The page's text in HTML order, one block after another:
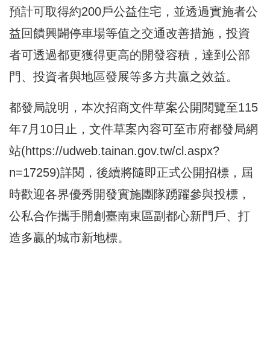
預計可取得約200戶公益住宅，並透過實施者公
益回饋興闢停車場等值之交通改善措施，投資
者可透過都更獲得更高的開發容積，達到公部
門、投資者與地區發展等多方共贏之效益。
都發局說明，本次招商文件草案公開閱覽至115
年7月10日止，文件草案內容可至市府都發局網
站(https://udweb.tainan.gov.tw/cl.aspx?
n=17259)詳閱，後續將隨即正式公開招標，屆
時歡迎各界優秀開發實施團隊踴躍參與投標，
公私合作攜手開創臺南東區副都心新門戶、打
造多贏的城市新地標。